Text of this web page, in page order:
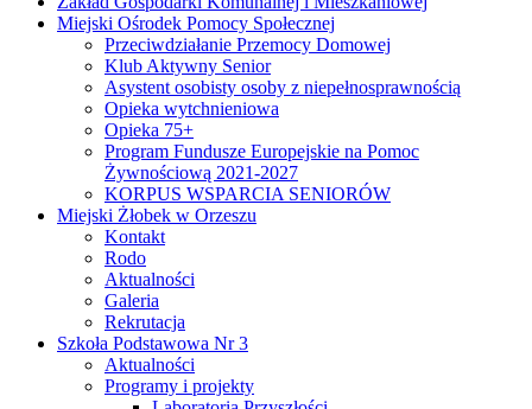
Miejski Ośrodek Pomocy Społecznej
Przeciwdziałanie Przemocy Domowej
Klub Aktywny Senior
Asystent osobisty osoby z niepełnosprawnością
Opieka wytchnieniowa
Opieka 75+
Program Fundusze Europejskie na Pomoc
Żywnościową 2021-2027
KORPUS WSPARCIA SENIORÓW
Miejski Żłobek w Orzeszu
Kontakt
Rodo
Aktualności
Galeria
Rekrutacja
Szkoła Podstawowa Nr 3
Aktualności
Programy i projekty